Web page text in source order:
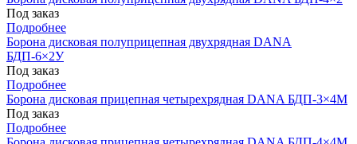
Под заказ
Подробнее
Борона дисковая полуприцепная двухрядная DANA
БДП-6×2У
Под заказ
Подробнее
Борона дисковая прицепная четырехрядная DANA БДП-3×4М
Под заказ
Подробнее